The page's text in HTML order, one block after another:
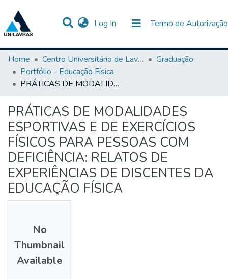
Log In (current) Termo de Autorização
Communities & Collections
Statistics
All of DSpace
Home
Centro Universitário de Lavras-UNILAVRAS
Graduação
Portfólio - Educação Física
PRÁTICAS DE MODALIDADES ESPORTIVAS E DE EXERCÍCIOS FÍSICOS PARA PESSOAS COM DEFICIÊNCIA: RELATOS DE EXPERIÊNCIAS DE DISCENTES DA EDUCAÇÃO FÍSICA
PRÁTICAS DE MODALIDADES
ESPORTIVAS E DE EXERCÍCIOS
FÍSICOS PARA PESSOAS COM
DEFICIÊNCIA: RELATOS DE
EXPERIÊNCIAS DE DISCENTES DA
EDUCAÇÃO FÍSICA
No
Thumbnail
Available